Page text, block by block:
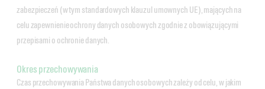
zabezpieczeń (w tym standardowych klauzul umownych UE), mających na
celu zapewnienie ochrony danych osobowych zgodnie z obowiązującymi
przepisami o ochronie danych.
Okres przechowywania
Czas przechowywania Państwa danych osobowych zależy od celu, w jakim